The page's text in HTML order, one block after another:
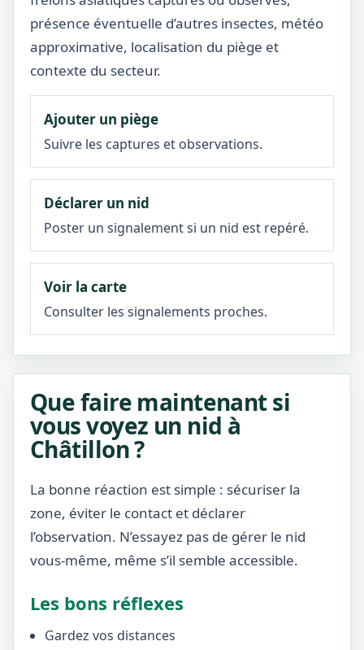
présence éventuelle d’autres insectes, météo
approximative, localisation du piège et
contexte du secteur.
Ajouter un piège
Suivre les captures et observations.
Déclarer un nid
Poster un signalement si un nid est repéré.
Voir la carte
Consulter les signalements proches.
Que faire maintenant si
vous voyez un nid à
Châtillon ?
La bonne réaction est simple : sécuriser la
zone, éviter le contact et déclarer
l’observation. N’essayez pas de gérer le nid
vous-même, même s’il semble accessible.
Les bons réflexes
Gardez vos distances